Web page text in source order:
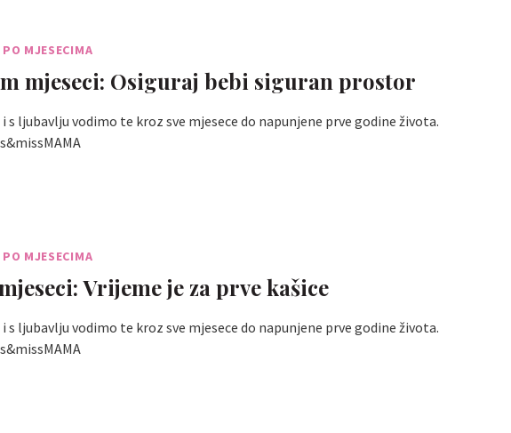
MJESECIMA
mjeseci: Osiguraj bebi siguran prostor
s ljubavlju vodimo te kroz sve mjesece do napunjene prve godine života.
MJESECIMA
Vrijeme je za prve kašice
s ljubavlju vodimo te kroz sve mjesece do napunjene prve godine života.